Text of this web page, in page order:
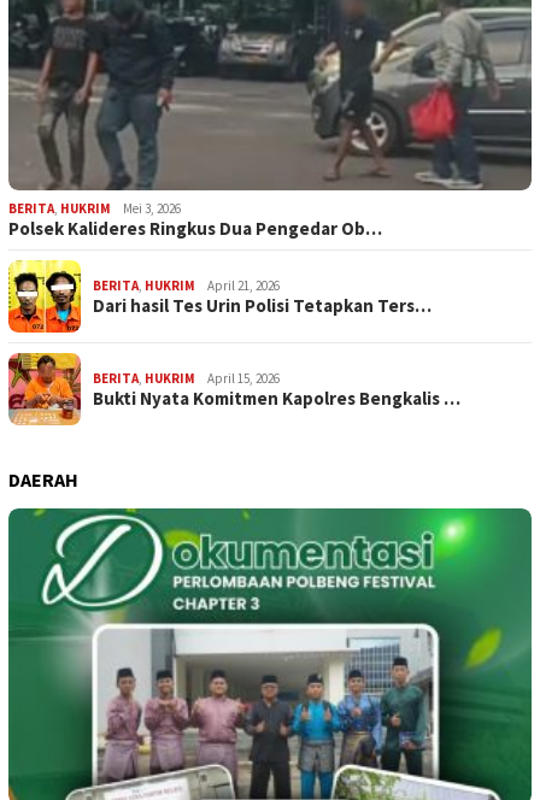
BERITA, HUKRIM Mei 3, 2026
Polsek Kalideres Ringkus Dua Pengedar Ob…
BERITA, HUKRIM April 21, 2026
Dari hasil Tes Urin Polisi Tetapkan Ters…
BERITA, HUKRIM April 15, 2026
Bukti Nyata Komitmen Kapolres Bengkalis …
DAERAH